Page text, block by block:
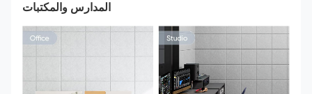
المدارس والمكتبات